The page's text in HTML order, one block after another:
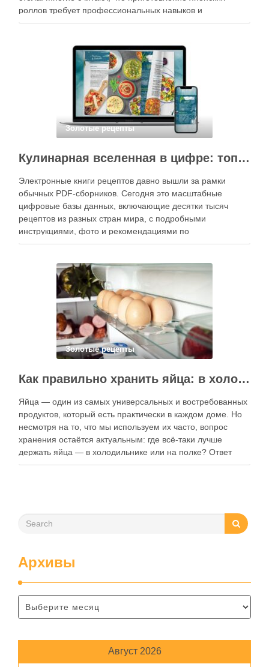
роллов требует профессиональных навыков и
специального оборудования, однако на практике сделать
кухне. Главное — …
Золотые рецепты
Кулинарная вселенная в цифре: топ-3 самых больших электронных книг рецептов
Электронные книги рецептов давно вышли за рамки
обычных PDF-сборников. Сегодня это масштабные
цифровые базы данных, включающие десятки тысяч
рецептов из разных стран мира, с подробными
инструкциями, фото и рекомендациями по
приготовлению. В отличие от печатных изданий,
контент, расширять коллекции блюд и добавлять новые
функции. Ниже …
Золотые рецепты
Как правильно хранить яйца: в холодильнике или на полке?
Яйца — один из самых универсальных и востребованных
продуктов, который есть практически в каждом доме. Но
несмотря на то, что мы используем их часто, вопрос
хранения остаётся актуальным: где всё-таки лучше
держать яйца — в холодильнике или на полке? Ответ
зависит от нескольких факторов, включая температуру
Архивы
Август 2026